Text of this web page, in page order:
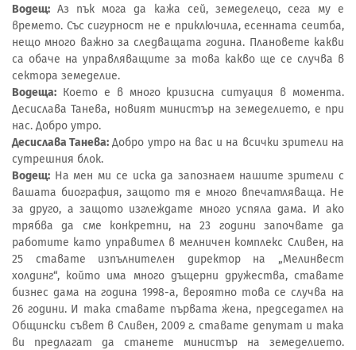
Водещ: Аз пък мога да кажа сей, земеделецо, сега му е
времето. Със сигурност не е приключила, есенната сеитба,
нещо много важно за следващата година. Плановете какви
са обаче на управляващите за това какво ще се случва в
сектора земеделие.
Водеща: Което е в много кризисна ситуация в момента.
Десислава Танева, новият министър на земеделието, е при
нас. Добро утро.
Десислава Танева: Добро утро на вас и на всички зрители на
сутрешния блок.
Водещ: На мен ми се иска да запознаем нашите зрители с
вашата биография, защото тя е много впечатляваща. Не
за друго, а защото изглеждате много успяла дама. И ако
трябва да сме конкретни, на 23 години започвате да
работите като управител в мелничен комплекс Сливен, на
25 ставате изпълнителен директор на „Мелинвест
холдинг“, който има много дъщерни дружества, ставате
бизнес дама на година 1998-а, вероятно това се случва на
26 години. И така ставате първата жена, председател на
Общински съвет в Сливен, 2009 г. ставате депутат и така
ви предлагат да станете министър на земеделието.